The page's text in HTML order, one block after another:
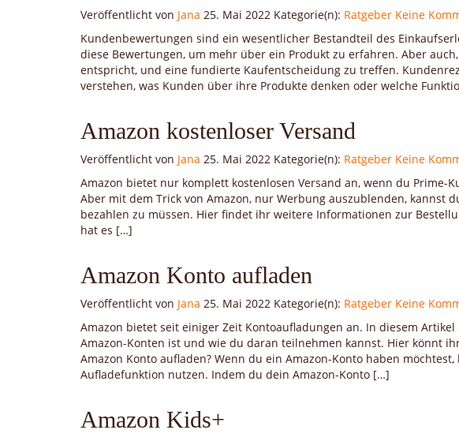
Veröffentlicht von Jana 25. Mai 2022 Kategorie(n): Ratgeber Keine
Kundenbewertungen sind ein wesentlicher Bestandteil des
diese Bewertungen, um mehr über ein Produkt zu erfahren. Aber
entspricht, und eine fundierte Kaufentscheidung zu treffen.
verstehen, was Kunden über ihre Produkte denken oder welche
Amazon kostenloser Versand
Veröffentlicht von Jana 25. Mai 2022 Kategorie(n): Ratgeber Keine
Amazon bietet nur komplett kostenlosen Versand an, wenn du Prime-
Aber mit dem Trick von Amazon, nur Werbung auszublenden, kannst
bezahlen zu müssen. Hier findet ihr weitere Informationen zur
hat es […]
Amazon Konto aufladen
Veröffentlicht von Jana 25. Mai 2022 Kategorie(n): Ratgeber Keine
Amazon bietet seit einiger Zeit Kontoaufladungen an. In diesem
Amazon-Konten ist und wie du daran teilnehmen kannst. Hier könnt
Amazon Konto aufladen? Wenn du ein Amazon-Konto haben
Aufladefunktion nutzen. Indem du dein Amazon-Konto […]
Amazon Kids+